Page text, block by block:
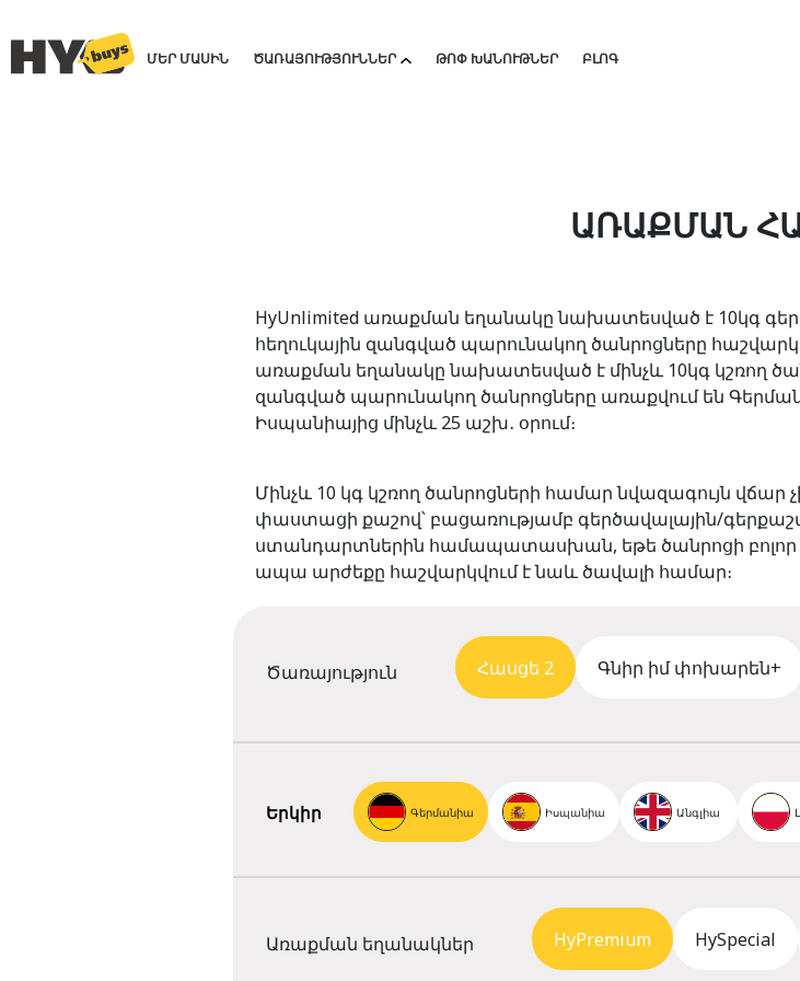
ՄԵՐ ՄԱՍԻՆ ԾԱՌԱՅՈՒԹՅՈՒՆՆԵՐ ԹՈՓ ԽԱՆՈՒԹՆԵՐ ԲԼՈԳ
ԱՌԱՔՄԱՆ
HyUnlimited առաքման եղանակը նախատեսված է 10կգ
հեղուկային զանգված պարունակող ծանրոցները
առաքման եղանակը նախատեսված է մինչև 10կգ կշռող
զանգված պարունակող ծանրոցները առաքվում են
Իսպանիայից մինչև 25 աշխ․ օրում։
Մինչև 10 կգ կշռող ծանրոցների համար նվազագույն
փաստացի քաշով՝ բացառությամբ գերծավալային/
ստանդարտներին համապատասխան, եթե ծանրոցի բոլոր
ապա արժեքը հաշվարկվում է նաև ծավալի համար։
Ծառայություն Հասցե 2 Գնիր իմ փոխարեն+
Երկիր Գերմանիա Իսպանիա Անգլիա
Առաքման եղանակներ HyPremium HySpecial